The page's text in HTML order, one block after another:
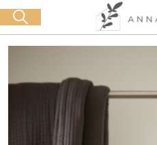
Oferta de entrega a partir de 60€ de compra